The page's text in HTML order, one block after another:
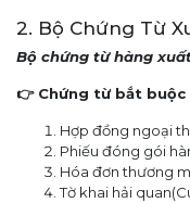
2. Bộ Chứng Từ
Bộ chứng từ hàng
👉 Chứng từ bắt buộc
Hợp đồng ngoại
Phiếu đóng gói
Hóa đơn thương
Tờ khai hải